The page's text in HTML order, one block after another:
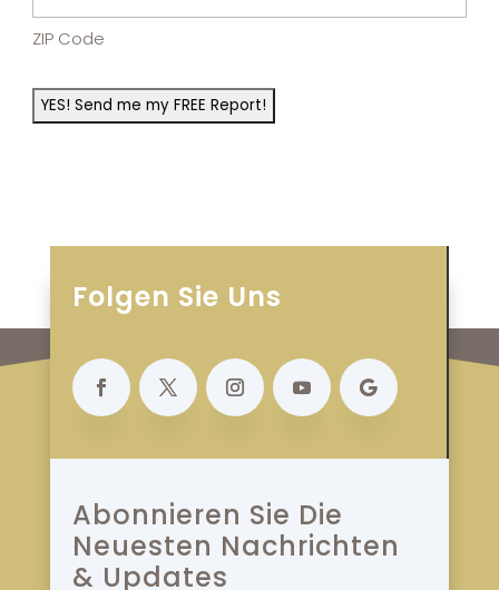
ZIP Code
Folgen Sie Uns
Abonnieren Sie Die
Neuesten Nachrichten
& Updates